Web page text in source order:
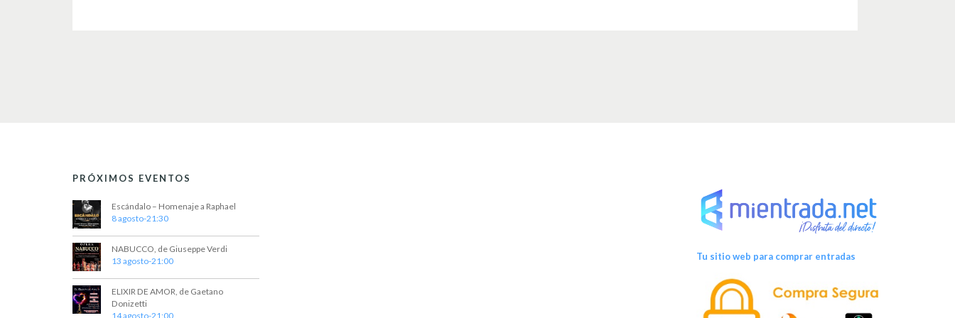
PRÓXIMOS EVENTOS
Escándalo – Homenaje a Raphael
8 agosto-21:30
NABUCCO, de Giuseppe Verdi
13 agosto-21:00
ELIXIR DE AMOR, de Gaetano
Donizetti
14 agosto-21:00
Tu sitio web para comprar entradas